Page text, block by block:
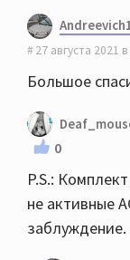
27 августа 2021
Большое
0
P.S.:
не активные
заблуждение.